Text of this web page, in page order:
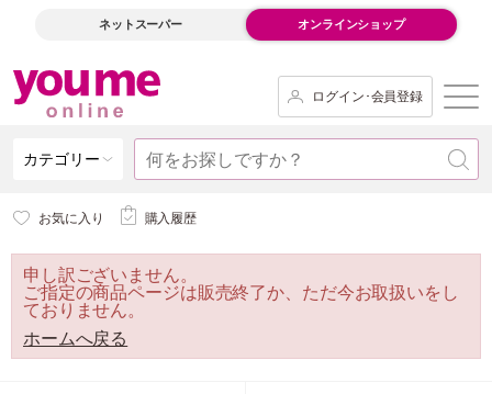
ネットスーパー オンラインショップ
ログイン･会員登録
カテゴリー
お気に入り 購入履歴
申し訳ございません。
ご指定の商品ページは販売終了か、ただ今お取扱いをし
ておりません。
ホームへ戻る